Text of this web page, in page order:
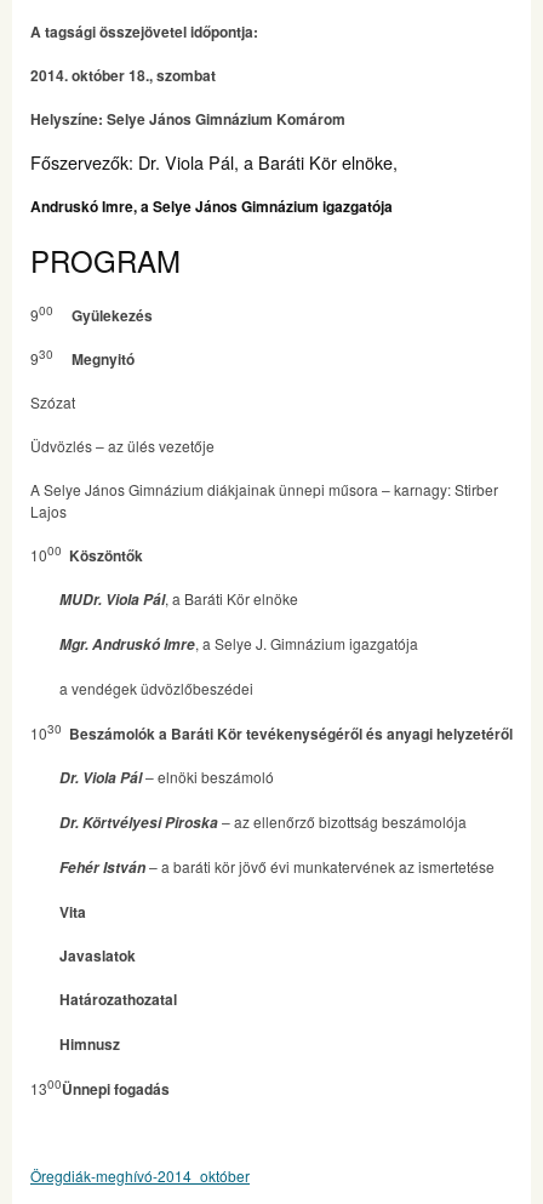
A tagsági összejövetel időpontja:
2014. október 18., szombat
Helyszíne: Selye János Gimnázium Komárom
Főszervezők: Dr. Viola Pál, a Baráti Kör elnöke,
Andruskó Imre, a Selye János Gimnázium igazgatója
PROGRAM
900 Gyülekezés
930 Megnyitó
Szózat
Üdvözlés – az ülés vezetője
A Selye János Gimnázium diákjainak ünnepi műsora – karnagy: Stirber
Lajos
1000 Köszöntők
MUDr. Viola Pál, a Baráti Kör elnöke
Mgr. Andruskó Imre, a Selye J. Gimnázium igazgatója
a vendégek üdvözlőbeszédei
1030 Beszámolók a Baráti Kör tevékenységéről és anyagi helyzetéről
Dr. Viola Pál– elnöki beszámoló
Dr. Körtvélyesi Piroska– az ellenőrző bizottság beszámolója
Fehér István– a baráti kör jövő évi munkatervének az ismertetése
Vita
Javaslatok
Határozathozatal
Himnusz
1300Ünnepi fogadás
Öregdiák-meghívó-2014_október